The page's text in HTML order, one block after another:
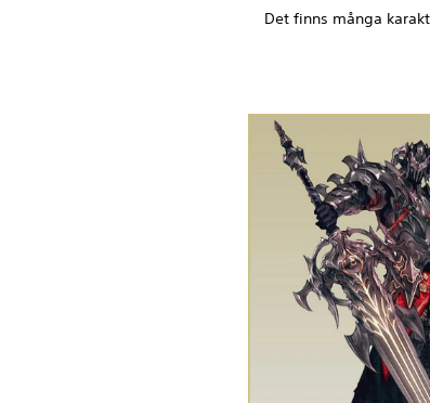
Det finns många